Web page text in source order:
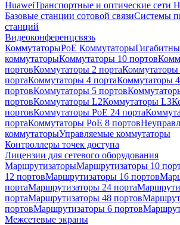
HuaweiТранспортные и оптические сети
Базовые станции сотовой связиСистемы
станций
Видеоконференцсвязь
КоммутаторыPoE Коммутаторы
коммутаторыКоммутаторы 10 портов
портовКоммутаторы 2 портаКоммутаторы
портаКоммутаторы 4 портаКоммутаторы
портовКоммутаторы 5 портов
портовКоммутаторы L2Коммутаторы L3
портовКоммутаторы PoE 24 порта
портаКоммутаторы PoE 8 портов
коммутаторыУправляемые коммутаторы
Контроллеры точек доступа
Лицензии для сетевого оборудования
МаршрутизаторыМаршрутизаторы 10
12 портовМаршрутизаторы 16 портов
портаМаршрутизаторы 24 порта
портаМаршрутизаторы 48 портов
портовМаршрутизаторы 6 портов
Межсетевые экраны